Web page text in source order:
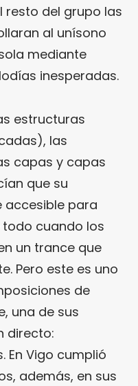
resto del grupo las
al unísono
mediante
inesperadas.
estructuras
las
capas y capas
que su
accesible para
cuando los
un trance que
Pero este es uno
de
una de sus
directo:
En Vigo cumplió
además, en sus